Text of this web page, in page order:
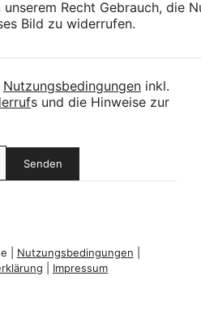
unserem Recht Gebrauch, die
Bild zu widerrufen.
Nutzungsbedingungen inkl.
s und die Hinweise zur
| Nutzungsbedingungen
Impressum